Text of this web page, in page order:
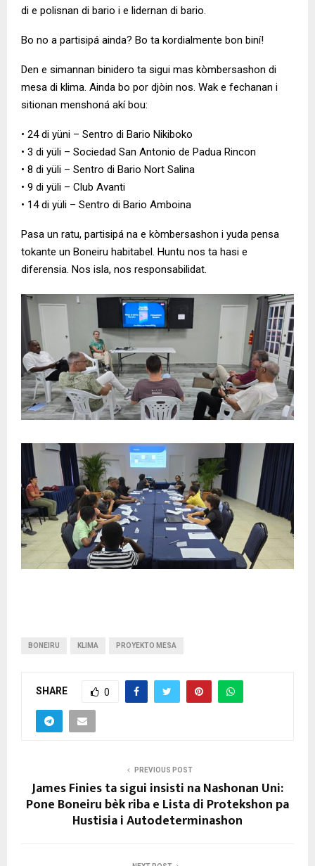
di e polisnan di bario i e lidernan di bario.
Bo no a partisipá ainda? Bo ta kordialmente bon biní!
Den e simannan binidero ta sigui mas kòmbersashon di
mesa di klima. Ainda bo por djòin nos. Wak e fechanan i
sitionan menshoná akí bou:
• 24 di yüni – Sentro di Bario Nikiboko
• 3 di yüli – Sociedad San Antonio de Padua Rincon
• 8 di yüli – Sentro di Bario Nort Salina
• 9 di yüli – Club Avanti
• 14 di yüli – Sentro di Bario Amboina
Pasa un ratu, partisipá na e kòmbersashon i yuda pensa
tokante un Boneiru habitabel. Huntu nos ta hasi e
diferensia. Nos isla, nos responsabilidat.
BONEIRU KLIMA PROYEKTO MESA
SHARE 0
PREVIOUS POST
James Finies ta sigui insisti na Nashonan Uni:
Pone Boneiru bèk riba e Lista di Protekshon pa
Hustisia i Autodeterminashon